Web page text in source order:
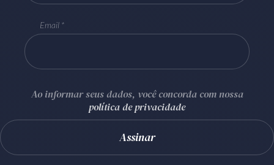
Email
Ao informar seus dados, você concorda com nossa
política de privacidade